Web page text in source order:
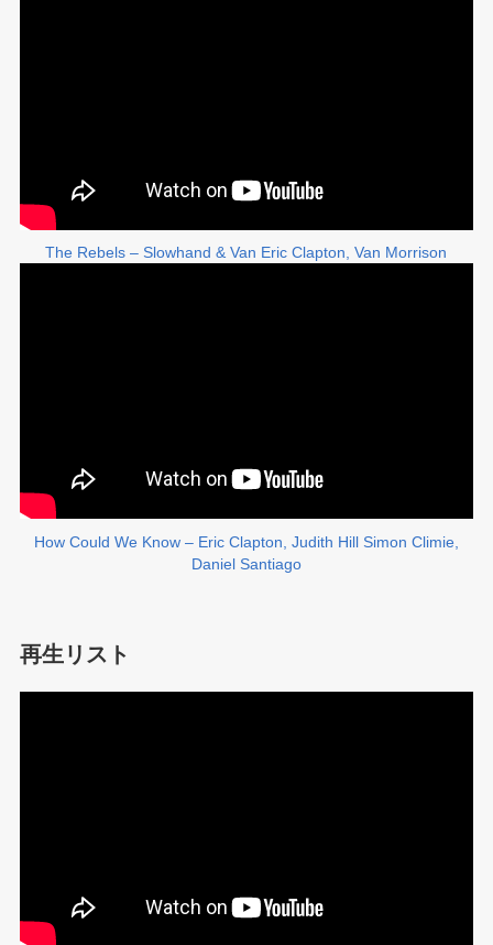
The Rebels – Slowhand & Van Eric Clapton, Van Morrison
How Could We Know – Eric Clapton, Judith Hill Simon Climie,
Daniel Santiago
再生リスト